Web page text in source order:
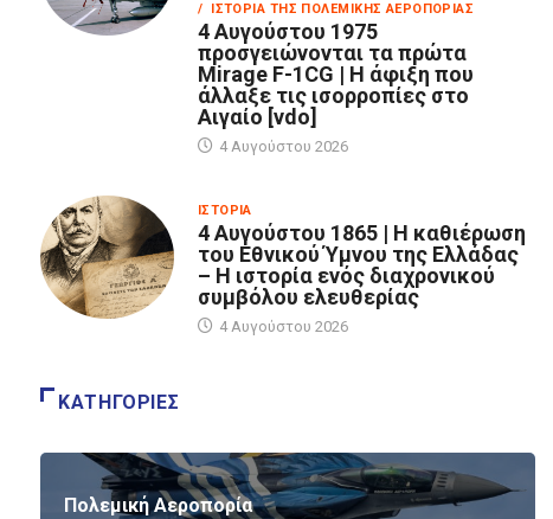
/ ΙΣΤΟΡΊΑ ΤΗΣ ΠΟΛΕΜΙΚΉΣ ΑΕΡΟΠΟΡΊΑΣ
4 Αυγούστου 1975
προσγειώνονται τα πρώτα
Mirage F-1CG | Η άφιξη που
άλλαξε τις ισορροπίες στο
Αιγαίο [vdo]
4 Αυγούστου 2026
ΙΣΤΟΡΊΑ
4 Αυγούστου 1865 | Η καθιέρωση
του Εθνικού Ύμνου της Ελλάδας
– Η ιστορία ενός διαχρονικού
συμβόλου ελευθερίας
4 Αυγούστου 2026
ΚΑΤΗΓΟΡΊΕΣ
Πολεμική Αεροπορία